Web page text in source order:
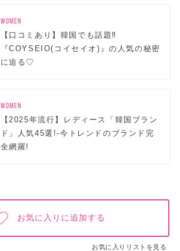
WOMEN
【口コミあり】韓国でも話題‼
『COYSEIO(コイセイオ)』の人気の秘密
に迫る♡
WOMEN
【2025年流行】レディース「韓国ブラン
ド」人気45選!-今トレンドのブランド完
全網羅!
お気に入りに追加する
お気に入りリストを見る